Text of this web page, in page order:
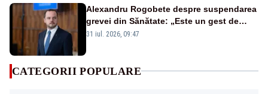
Alexandru Rogobete despre suspendarea
grevei din Sănătate: „Este un gest de
responsabilitate față de pacienți”
31 iul. 2026, 09:47
CATEGORII POPULARE